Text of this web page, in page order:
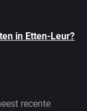
in Etten-Leur?
recente